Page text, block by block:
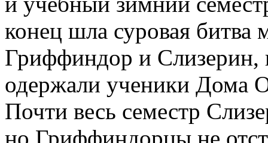
конец шла суровая битва
Гриффиндор и Слизерин,
одержали ученики Дома
Почти весь семестр